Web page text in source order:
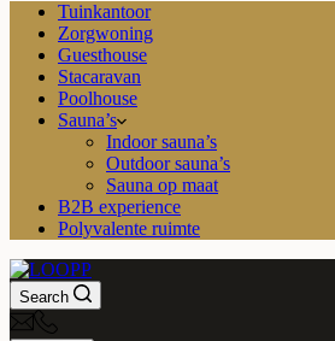
Tuinkantoor
Zorgwoning
Guesthouse
Stacaravan
Poolhouse
Sauna’s
Indoor sauna’s
Outdoor sauna’s
Sauna op maat
B2B experience
Polyvalente ruimte
Search